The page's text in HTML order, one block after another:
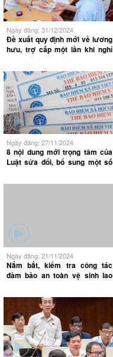
Ngày đăng: 31/12/2024
Đề xuất quy định mới về lương
hưu, trợ cấp một lần khi nghỉ
Ngày đăng: 27/11/2024
8 nội dung mới trọng tâm của
Luật sửa đổi, bổ sung một số
Ngày đăng: 21/11/2024
Nắm bắt, kiểm tra công tác
đảm bảo an toàn vệ sinh lao
dầu khí